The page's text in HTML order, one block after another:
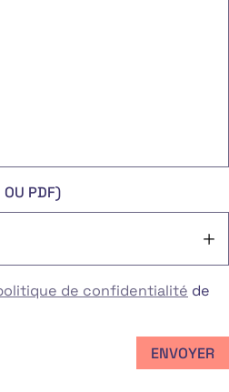
OU PDF)
de confidentialité de